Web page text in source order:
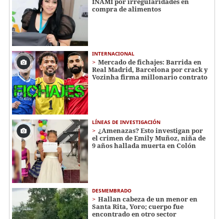
compra de alimentos
INTERNACIONAL
Mercado de fichajes: Barrida en
Real Madrid, Barcelona por crack y
Vozinha firma millonario contrato
LÍNEAS DE INVESTIGACIÓN
¿Amenazas? Esto investigan por
el crimen de Emily Muñoz, niña de
9 años hallada muerta en Colón
DESMEMBRADO
Hallan cabeza de un menor en
Santa Rita, Yoro; cuerpo fue
encontrado en otro sector